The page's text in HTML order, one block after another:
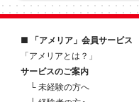
■ 「アメリア」会員サービス
「アメリアとは？」
サービスのご案内
└ 未経験の方へ